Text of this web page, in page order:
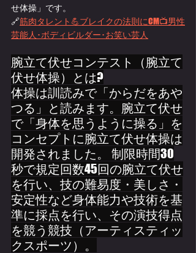
せ体操」です。
🔗筋肉タレント💪ブレイクの法則にCM📺男性
芸能人･ボディビルダー･お笑い芸人
腕立て伏せコンテスト（腕立て
伏せ体操）とは?
体操は訓読みで「からだをあや
つる」と読みます。腕立て伏せ
で「身体を思うように操る」を
コンセプトに腕立て伏せ体操は
開発されました。 制限時間30
秒で規定回数45回の腕立て伏せ
を行い、技の難易度・美しさ・
安定性など身体能力や技術を基
準に採点を行い、その演技得点
を競う競技（アーティスティッ
クスポーツ）。